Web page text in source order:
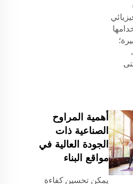
أهمية المراوح
الصناعية ذات
الجودة العالية في
مواقع البناء
يمكن تحسين كفاءة